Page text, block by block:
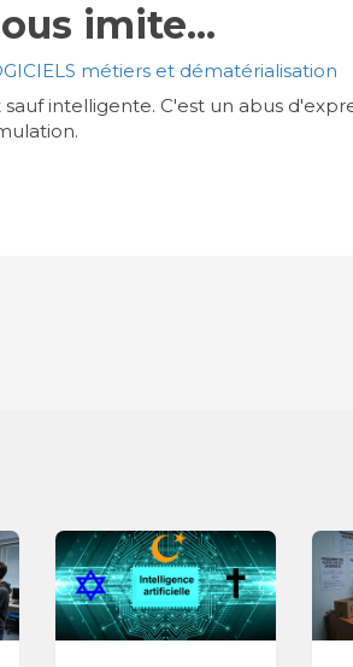
imite...
métiers et dématérialisation
intelligente. C'est un abus